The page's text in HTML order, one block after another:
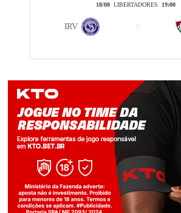
18/08 LIBERTADORES 19:00
IRV